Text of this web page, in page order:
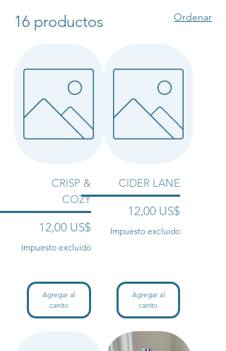
and parabens! As always, our Room
16 productos Ordenar
CRISP &
COZY
Precio
12,00 US$
Impuesto excluido
Agregar al
carrito
CIDER LANE
Precio
12,00 US$
Impuesto excluido
Agregar al
carrito